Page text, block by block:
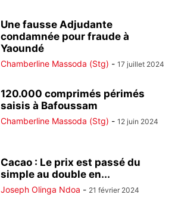
Une fausse Adjudante
condamnée pour fraude à
Yaoundé
Chamberline Massoda (Stg) - 17 juillet 2024
120.000 comprimés périmés
saisis à Bafoussam
Chamberline Massoda (Stg) - 12 juin 2024
Cacao : Le prix est passé du
simple au double en...
Joseph Olinga Ndoa - 21 février 2024